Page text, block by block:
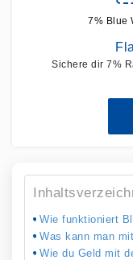
7% Blue
Sichere dir 7%
Wie funktioniert
Was kann man
Wie du Geld mit